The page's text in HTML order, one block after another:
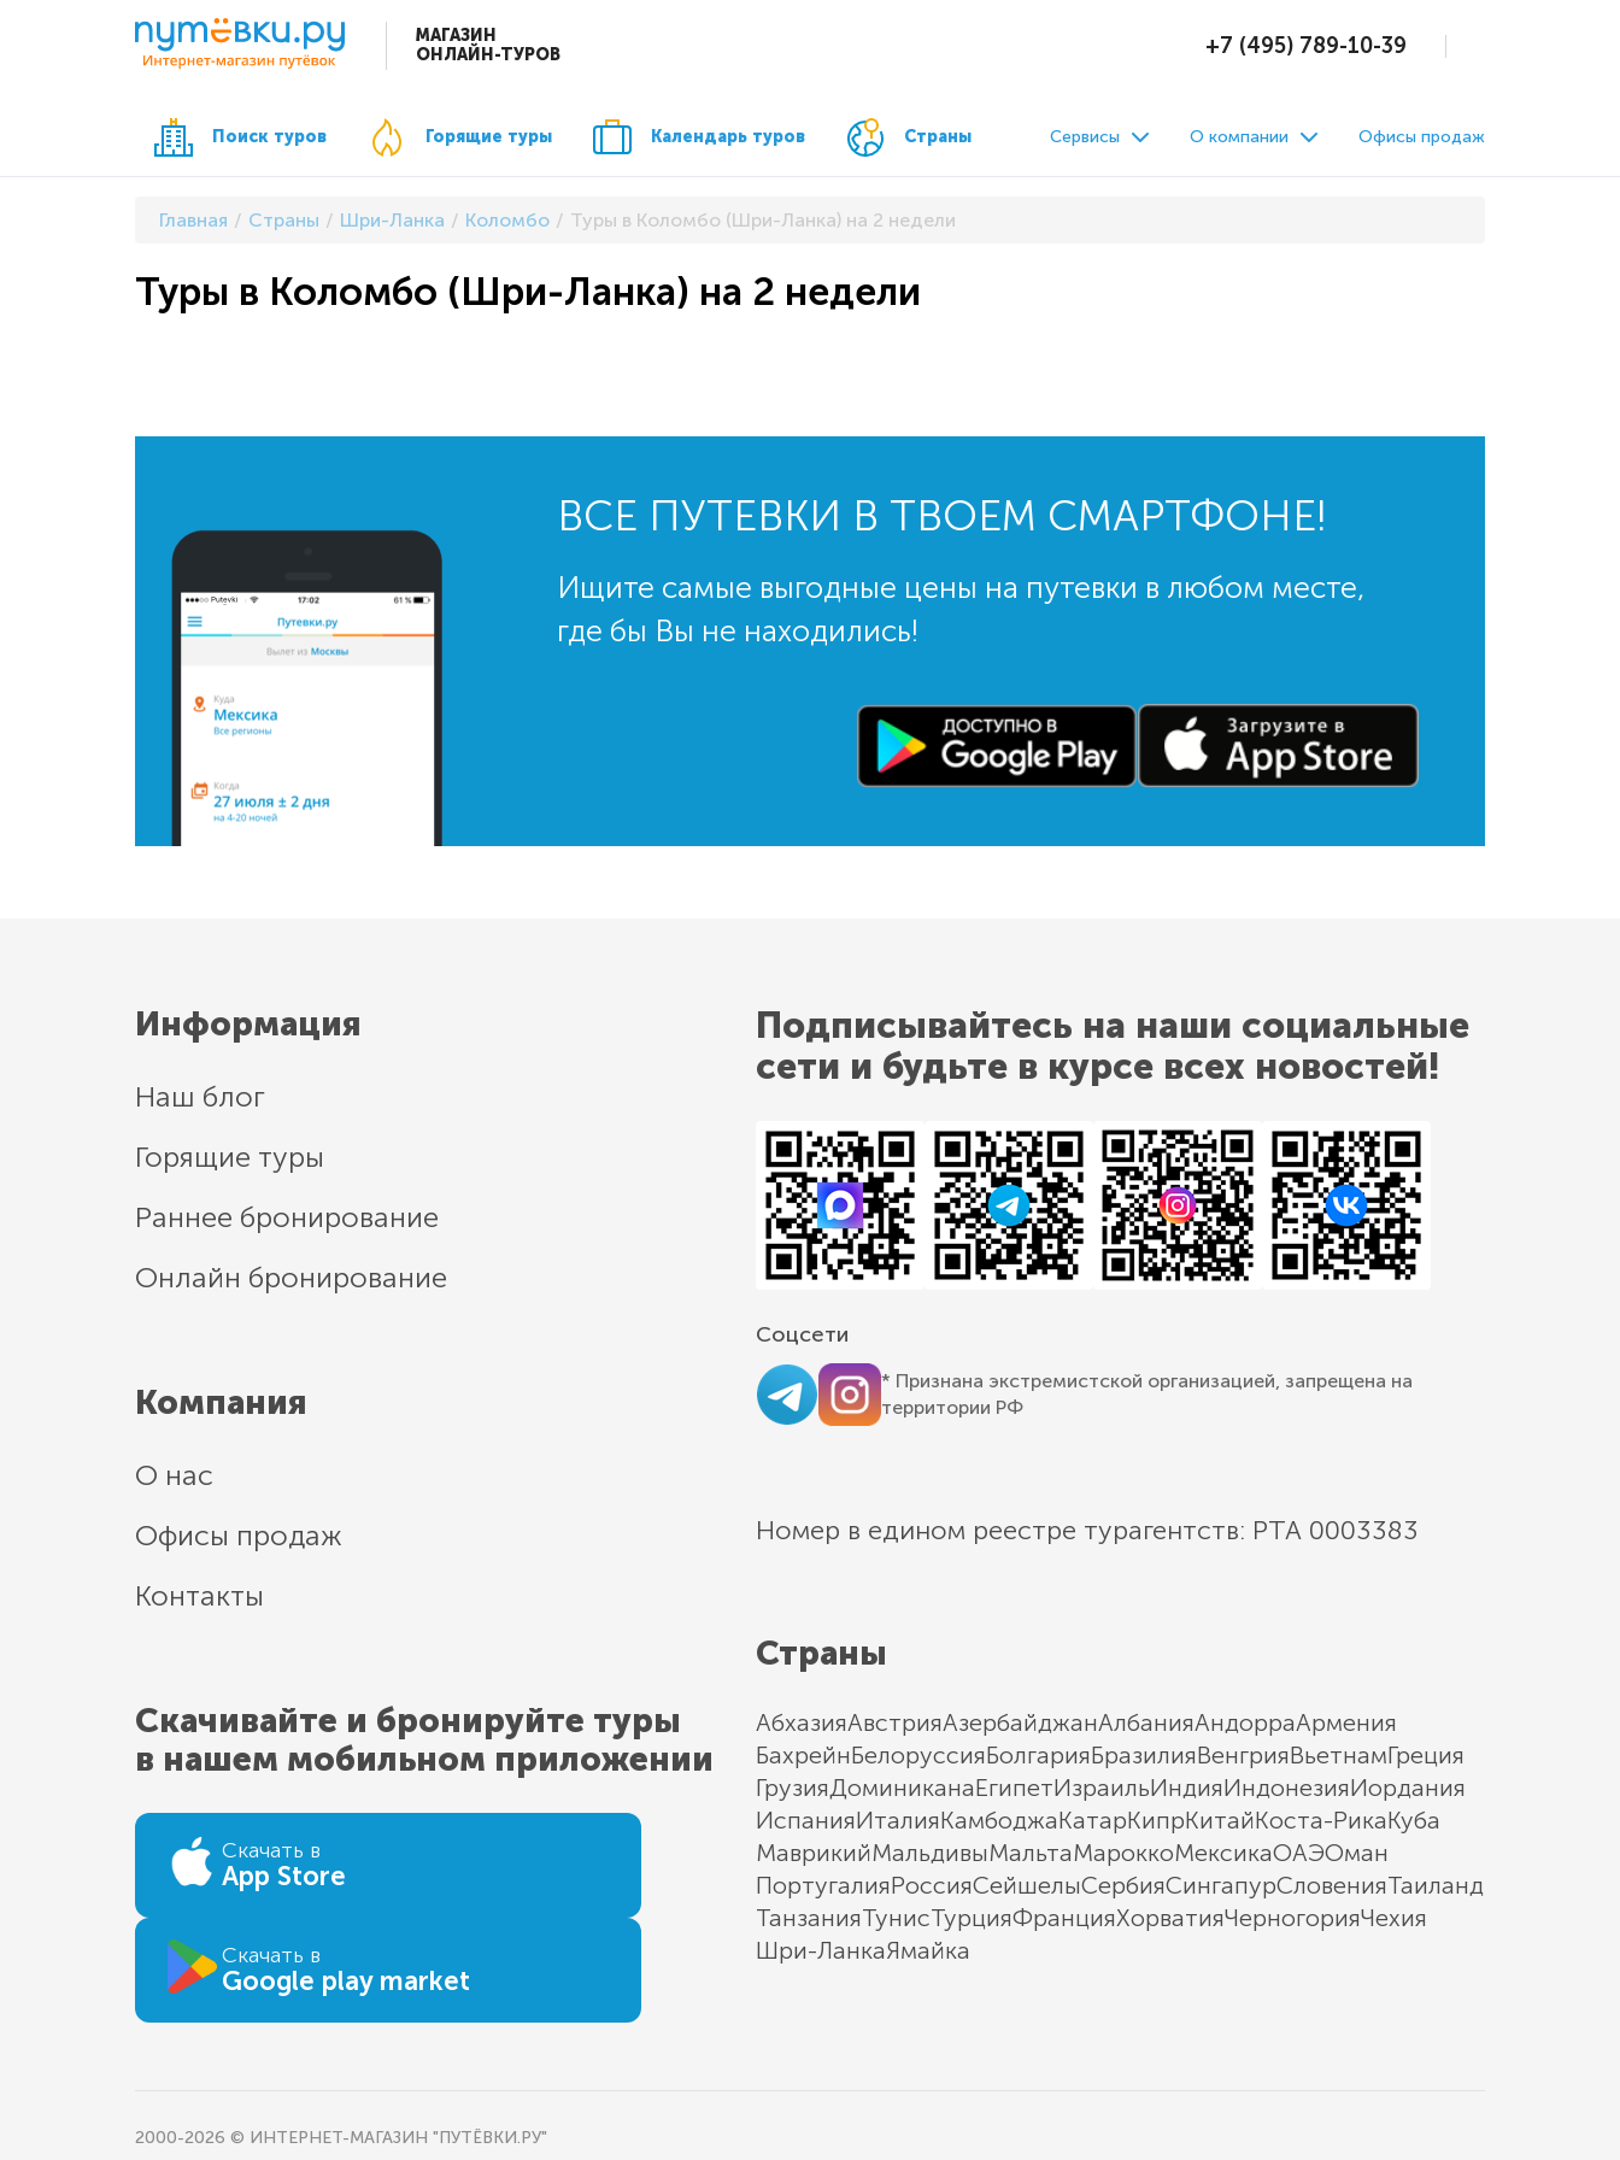
МАГАЗИН
ОНЛАЙН-ТУРОВ
+7 (495) 789-10-39
Поиск туров Горящие туры Календарь туров Страны Сервисы О компании Офисы продаж
Главная Страны Шри-Ланка Коломбо Туры в Коломбо (Шри-Ланка) на 2 недели
Туры в Коломбо (Шри-Ланка) на 2 недели
ВСЕ ПУТЕВКИ В ТВОЕМ СМАРТФОНЕ!
Ищите самые выгодные цены на путевки в любом месте,
где бы Вы не находились!
Информация
Наш блог
Горящие туры
Раннее бронирование
Онлайн бронирование
Компания
О нас
Офисы продаж
Контакты
Скачивайте и бронируйте туры
в нашем мобильном приложении
Скачать в
App Store
Скачать в
Google play market
Подписывайтесь на наши социальные
сети и будьте в курсе всех новостей!
Соцсети
* Признана экстремистской организацией, запрещена на
территории РФ
Номер в едином реестре турагентств: РТА 0003383
Страны
АбхазияАвстрияАзербайджанАлбанияАндорраАрмения
БахрейнБелоруссияБолгарияБразилияВенгрияВьетнамГреция
ГрузияДоминиканаЕгипетИзраильИндияИндонезияИордания
ИспанияИталияКамбоджаКатарКипрКитайКоста-РикаКуба
МаврикийМальдивыМальтаМароккоМексикаОАЭОман
ПортугалияРоссияСейшелыСербияСингапурСловенияТаиланд
ТанзанияТунисТурцияФранцияХорватияЧерногорияЧехия
Шри-ЛанкаЯмайка
2000-2026 © ИНТЕРНЕТ-МАГАЗИН "ПУТЁВКИ.РУ"